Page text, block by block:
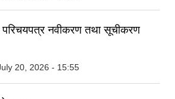
परिचयपत्र नवीकरण तथा सूचीकरण
20, 2026 - 15:55